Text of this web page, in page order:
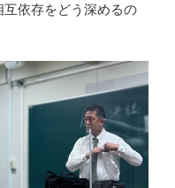
依存をどう深めるの